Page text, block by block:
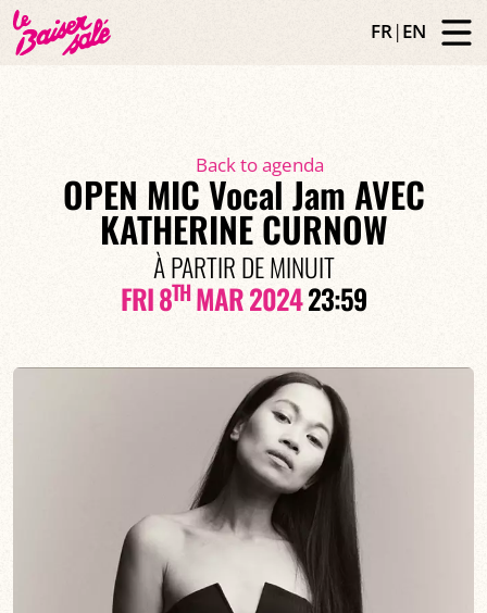
FR|EN
Back to agenda
OPEN MIC Vocal Jam AVEC
KATHERINE CURNOW
À PARTIR DE MINUIT
FRI 8THMAR 202423:59